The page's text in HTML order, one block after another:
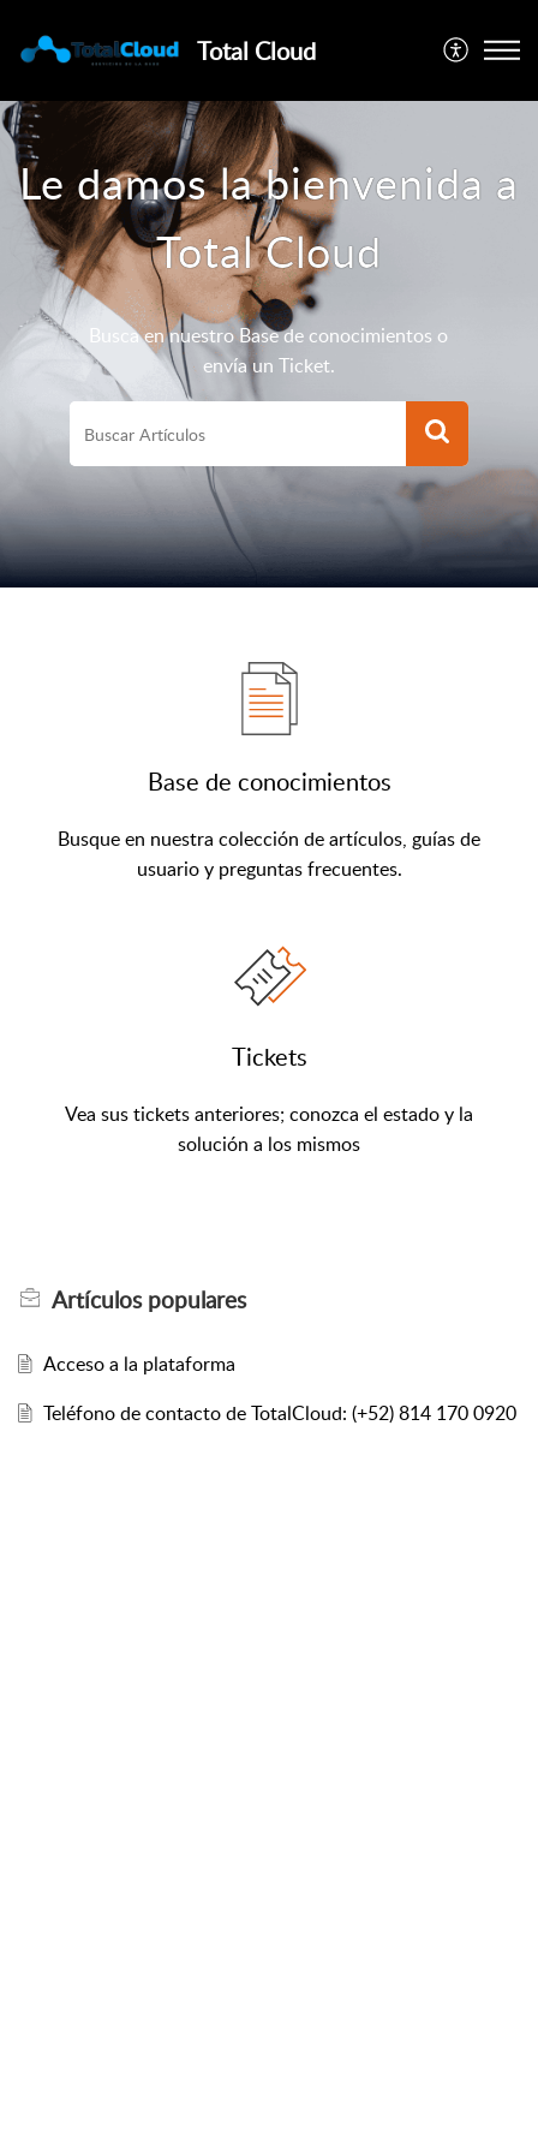
Total Cloud
Le damos la bienvenida a
Total Cloud
Busca en nuestro Base de conocimientos o
envía un Ticket.
Base de conocimientos
Busque en nuestra colección de artículos, guías de
usuario y preguntas frecuentes.
Tickets
Vea sus tickets anteriores; conozca el estado y la
solución a los mismos
Artículospopulares
Acceso a la plataforma
Teléfono de contacto de TotalCloud: (+52) 814 170 0920